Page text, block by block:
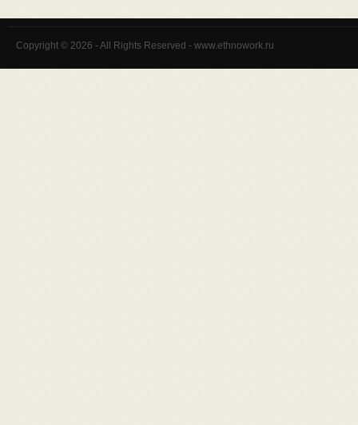
Copyright © 2026 - All Rights Reserved - www.ethnowork.ru